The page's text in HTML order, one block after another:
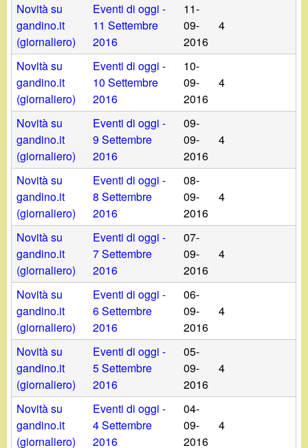
Novità su
gandino.it
(giornaliero)
Eventi di oggi -
11 Settembre
2016
11-
09-
2016
4
Novità su
gandino.it
(giornaliero)
Eventi di oggi -
10 Settembre
2016
10-
09-
2016
4
Novità su
gandino.it
(giornaliero)
Eventi di oggi -
9 Settembre
2016
09-
09-
2016
4
Novità su
gandino.it
(giornaliero)
Eventi di oggi -
8 Settembre
2016
08-
09-
2016
4
Novità su
gandino.it
(giornaliero)
Eventi di oggi -
7 Settembre
2016
07-
09-
2016
4
Novità su
gandino.it
(giornaliero)
Eventi di oggi -
6 Settembre
2016
06-
09-
2016
4
Novità su
gandino.it
(giornaliero)
Eventi di oggi -
5 Settembre
2016
05-
09-
2016
4
Novità su
gandino.it
(giornaliero)
Eventi di oggi -
4 Settembre
2016
04-
09-
2016
4